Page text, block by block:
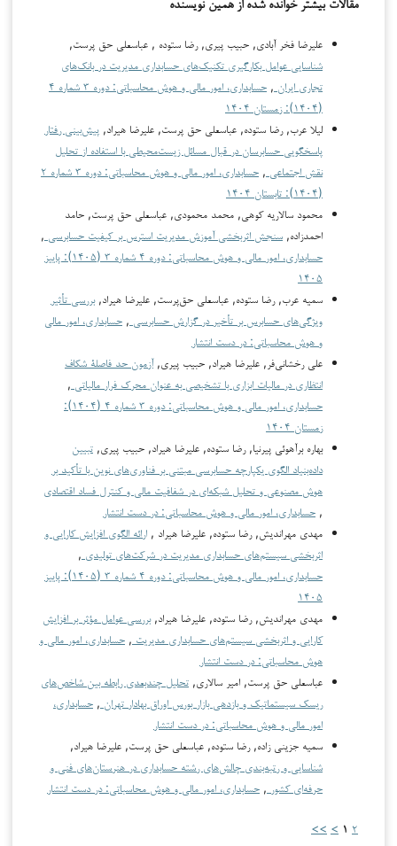
مقالات بیشتر خوانده شده از همین نویسنده
علیرضا فخر آبادی, حبیب پیری, رضا ستوده , عباسعلی حق پرست,
شناسایی عوامل بکارگیری تکنیک‌های حسابداری مدیریت در بانک‌های
تجاری ایران ,
حسابداری، امور مالی و هوش محاسباتی: دوره ۳ شماره ۴
(۱۴۰۴): زمستان ۱۴۰۴
لیلا عرب, رضا ستوده, عباسعلی حق پرست, علیرضا هیراد, پیش‌بینی رفتار
پاسخگویی حسابرسان در قبال مسائل زیست‌محیطی با استفاده از تحلیل
نقش اجتماعی ,
حسابداری، امور مالی و هوش محاسباتی: دوره ۳ شماره ۲
(۱۴۰۴): تابستان ۱۴۰۴
محمود سالاریه کوهی, محمد محمودی, عباسعلی حق پرست, حامد
احمدزاده, سنجش اثربخشی آموزش مدیریت استرس بر کیفیت حسابرسی ,
حسابداری، امور مالی و هوش محاسباتی: دوره ۴ شماره ۳ (۱۴۰۵): پاییز
۱۴۰۵
سمیه عرب, رضا ستوده, عباسعلی حق‌پرست, علیرضا هیراد,بررسی تأثیر
ویژگی‌های حسابرس بر تأخیر در گزارش حسابرسی , حسابداری، امور مالی
و هوش محاسباتی: در دست انتشار
علی رخشانی‌فر, علیرضا هیراد, حبیب پیری,آزمون حد فاصلۀ شکاف
انتظاری در مالیات ابزاری با تشخیصی به عنوان محرک فرار مالیاتی ,
حسابداری، امور مالی و هوش محاسباتی: دوره ۳ شماره ۴ (۱۴۰۴):
زمستان ۱۴۰۴
بهاره برآهوئی پیرنیا, رضا ستوده, علیرضا هیراد, حبیب پیری, تبیین
داده‌بنیاد الگوی یکپارچه حسابرسی مبتنی بر فناوری‌های نوین با تأکید بر
هوش مصنوعی و تحلیل شبکه‌ای در شفافیت مالی و کنترل فساد اقتصادی
, حسابداری، امور مالی و هوش محاسباتی: در دست انتشار
مهدي مهراندیش, رضا ستوده, علیرضا هیراد , ارائه الگوی افزایش کارایی و
اثربخشی سیستم‌های حسابداری مدیریت در شرکت‌های تولیدی ,
حسابداری، امور مالی و هوش محاسباتی: دوره ۴ شماره ۳ (۱۴۰۵): پاییز
۱۴۰۵
مهدي مهراندیش, رضا ستوده, علیرضا هیراد,بررسی عوامل مؤثر بر افزایش
کارایی و اثربخشی سیستم‌های حسابداری مدیریت , حسابداری، امور مالی و
هوش محاسباتی: در دست انتشار
عباسعلی حق پرست, امیر سالاری, تحلیل چندبعدی رابطه بین شاخص‌های
ریسک سیستماتیک و بازدهی بازار بورس اوراق بهادار تهران , حسابداری،
امور مالی و هوش محاسباتی: در دست انتشار
سمیه جزینی زاده, رضا ستوده, عباسعلی حق پرست, علیرضا هیراد,
شناسایی و رتبه‌بندی چالش‌های رشته حسابداری در هنرستان‌های فنی و
حرفه‌ای کشور , حسابداری، امور مالی و هوش محاسباتی: در دست انتشار
۱ ۲ >
>>